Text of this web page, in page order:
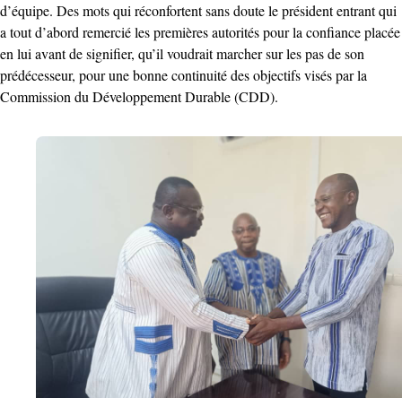
d’équipe. Des mots qui réconfortent sans doute le président entrant qui
a tout d’abord remercié les premières autorités pour la confiance placée
en lui avant de signifier, qu’il voudrait marcher sur les pas de son
prédécesseur, pour une bonne continuité des objectifs visés par la
Commission du Développement Durable (CDD).